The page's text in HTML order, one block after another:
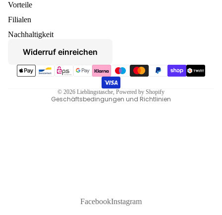
Vorteile
Filialen
Nachhaltigkeit
Widerruf einreichen
Zahlungsmethoden
© 2026 Lieblingstasche, Powered by Shopify
Geschäftsbedingungen und Richtlinien
Kontaktinformationen
FacebookInstagram